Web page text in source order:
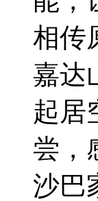
相传
嘉达
起居
尝，
沙巴